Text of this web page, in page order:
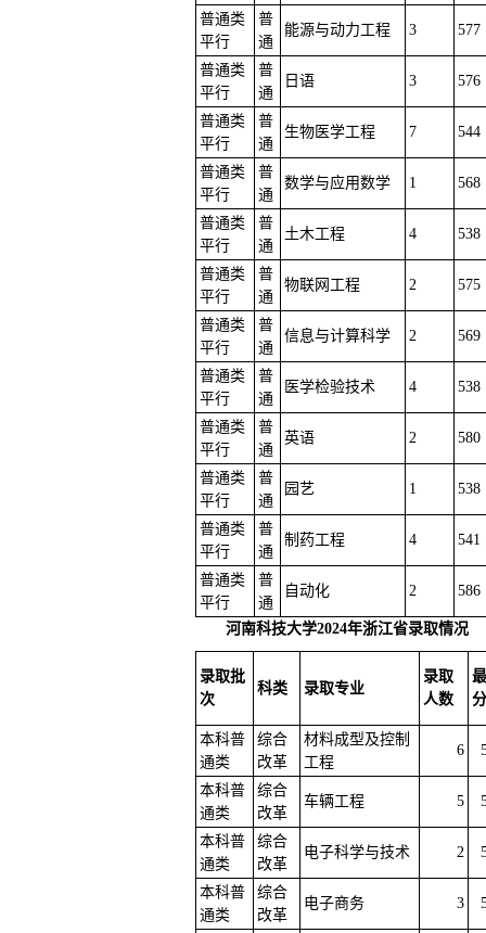
普通类
平行
普
通
能源与动力工程 3 577
普通类
平行
普
通
日语 3 576
普通类
平行
普
通
生物医学工程 7 544
普通类
平行
普
通
数学与应用数学 1 568
普通类
平行
普
通
土木工程 4 538
普通类
平行
普
通
物联网工程 2 575
普通类
平行
普
通
信息与计算科学 2 569
普通类
平行
普
通
医学检验技术 4 538
普通类
平行
普
通
英语 2 580
普通类
平行
普
通
园艺 1 538
普通类
平行
普
通
制药工程 4 541
普通类
平行
普
通
自动化 2 586
河南科技大学2024年浙江省录取情况
录取批
次
科类 录取专业
录取
人数
分
本科普
通类
综合
改革
材料成型及控制
工程
6
本科普
通类
综合
改革
车辆工程 5
本科普
通类
综合
改革
电子科学与技术 2
本科普
通类
综合
改革
电子商务 3